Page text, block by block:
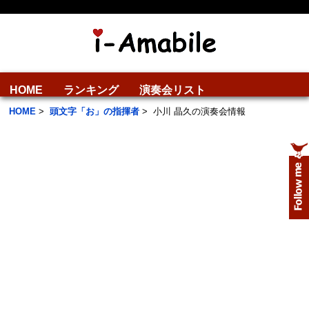
HOME ランキング 演奏会リスト
HOME > 頭文字「お」の指揮者 > 小川 晶久の演奏会情報